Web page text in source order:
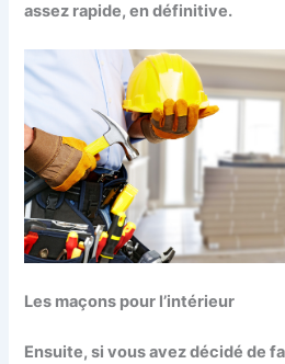
assez rapide, en définitive.
Les maçons pour l’intérieur
Ensuite, si vous avez décidé de